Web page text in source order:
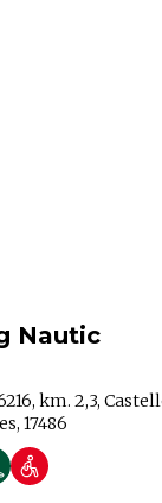
Nautic
km. 2,3,
17486